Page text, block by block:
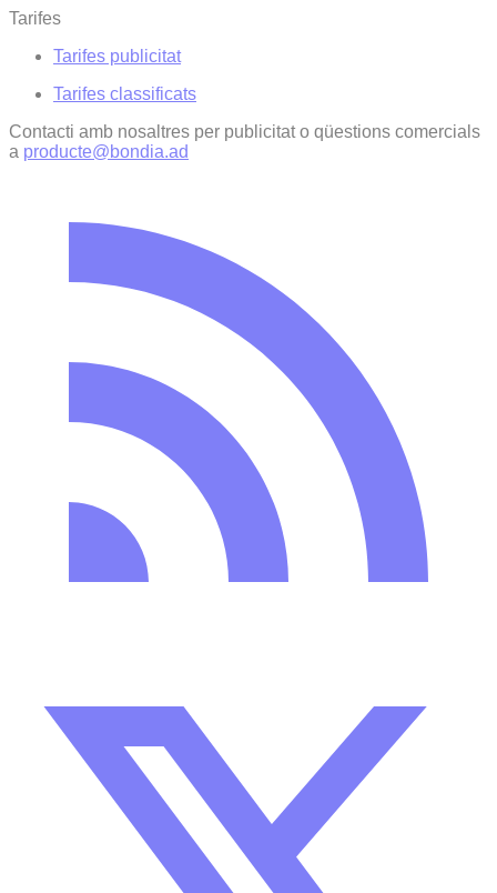
Tarifes
Tarifes publicitat
Tarifes classificats
Contacti amb nosaltres per publicitat o qüestions comercials
a producte@bondia.ad